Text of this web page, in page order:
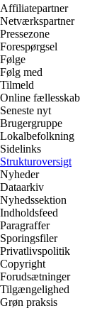
Affiliatepartner
Netværkspartner
Pressezone
Forespørgsel
Følge
Følg med
Tilmeld
Online fællesskab
Seneste nyt
Brugergruppe
Lokalbefolkning
Sidelinks
Strukturoversigt
Nyheder
Dataarkiv
Nyhedssektion
Indholdsfeed
Paragraffer
Sporingsfiler
Privatlivspolitik
Copyright
Forudsætninger
Tilgængelighed
Grøn praksis